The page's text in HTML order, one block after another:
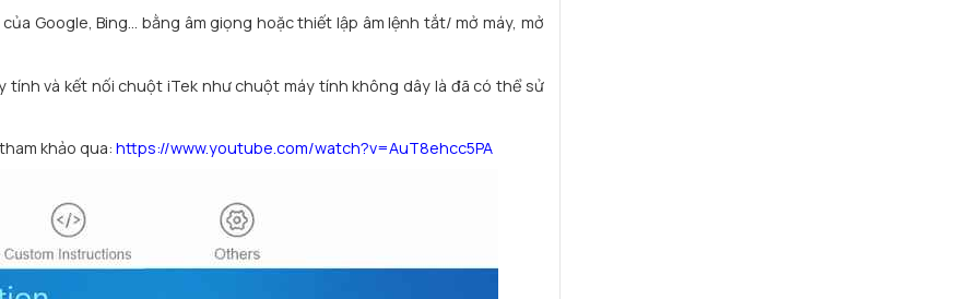
Google, Bing… bằng âm giọng hoặc thiết lập âm lệnh tắt/ mở máy, mở
tính và kết nối chuột iTek như chuột máy tính không dây là đã có thể sử
khảo qua:https://www.youtube.com/watch?v=AuT8ehcc5PA